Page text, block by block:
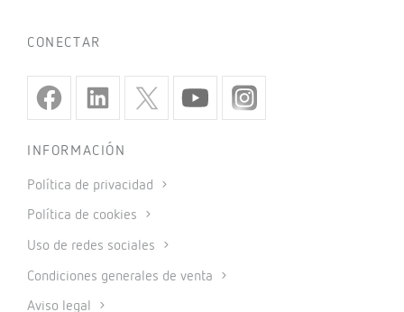
CONECTAR
INFORMACIÓN
Política de privacidad
Política de cookies
Uso de redes sociales
Condiciones generales de venta
Aviso legal